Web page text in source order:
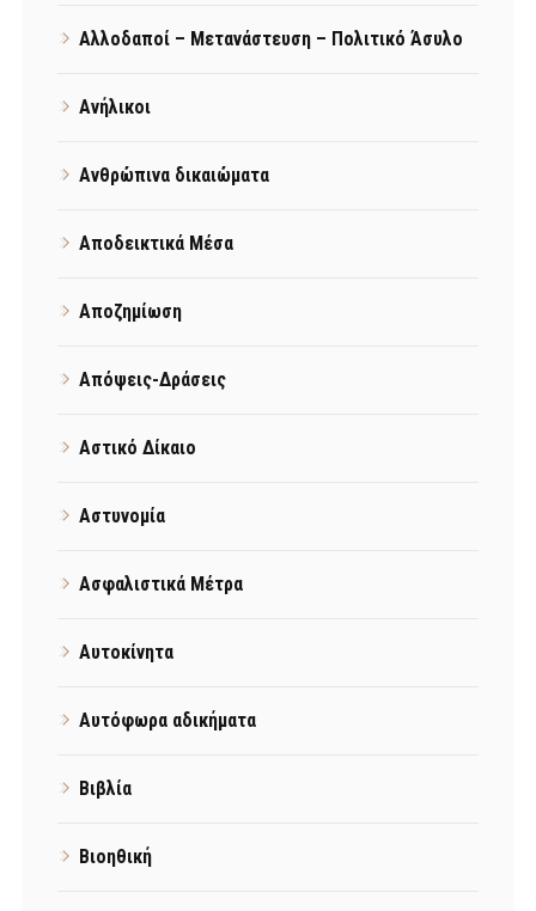
Αλλοδαποί – Μετανάστευση – Πολιτικό Άσυλο
Ανήλικοι
Ανθρώπινα δικαιώματα
Αποδεικτικά Μέσα
Αποζημίωση
Απόψεις-Δράσεις
Αστικό Δίκαιο
Αστυνομία
Ασφαλιστικά Μέτρα
Αυτοκίνητα
Αυτόφωρα αδικήματα
Βιβλία
Βιοηθική